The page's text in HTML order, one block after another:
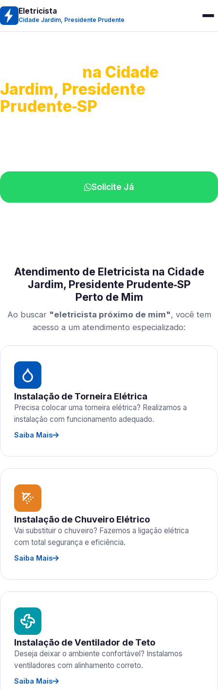
Eletricista
Cidade Jardim, Presidente Prudente
na Cidade
Jardim, Presidente
Prudente‑SP
Solicite Já
Atendimento de Eletricista na Cidade
Jardim, Presidente Prudente‑SP
Perto de Mim
Ao buscar "eletricista próximo de mim", você tem
acesso a um atendimento especializado:
Instalação de Torneira Elétrica
Precisa colocar uma torneira elétrica? Realizamos a
instalação com funcionamento adequado.
Saiba Mais
Instalação de Chuveiro Elétrico
Vai substituir o chuveiro? Fazemos a ligação elétrica
com total segurança e eficiência.
Saiba Mais
Instalação de Ventilador de Teto
Deseja deixar o ambiente confortável? Instalamos
ventiladores com alinhamento correto.
Saiba Mais